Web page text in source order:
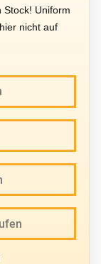
Stock! Uniform
nicht auf